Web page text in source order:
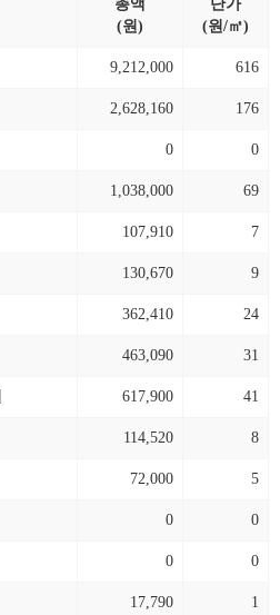
총액
(원)
단가
(원/㎡)
9,212,000 616
2,628,160 176
0 0
1,038,000 69
107,910 7
130,670 9
362,410 24
463,090 31
617,900 41
114,520 8
72,000 5
0 0
0 0
17,790 1